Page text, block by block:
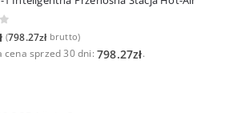
(798.27złbrutto)
cena sprzed 30 dni: 798.27zł.